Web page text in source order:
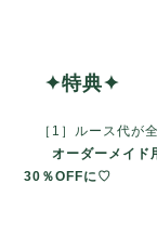
✦特典✦
［1］ルース代が
オーダーメイド
30％OFFに♡